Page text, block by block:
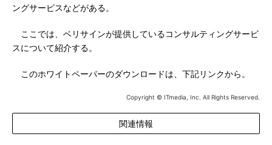
ングサービスなどがある。
ここでは、ベリサインが提供しているコンサルティングサービ
スについて紹介する。
このホワイトペーパーのダウンロードは、下記リンクから。
Copyright © ITmedia, Inc. All Rights Reserved.
関連情報